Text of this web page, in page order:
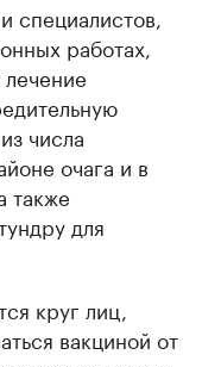
специалистов,
работах,
числа
очага и в
также
для
круг лиц,
вакциной от